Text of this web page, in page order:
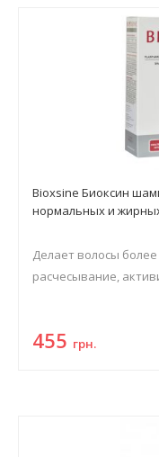
Bioxsine Биоксин
нормальных и
Делает волосы
расчесывание,
455 грн.